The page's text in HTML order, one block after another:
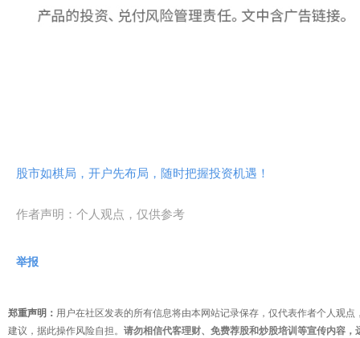
股市如棋局，开户先布局，随时把握投资机遇！
作者声明：个人观点，仅供参考
举报
郑重声明： 用户在社区发表的所有信息将由本网站记录保存，仅代表作者个人观
建议，据此操作风险自担。 请勿相信代客理财、免费荐股和炒股培训等宣传内容